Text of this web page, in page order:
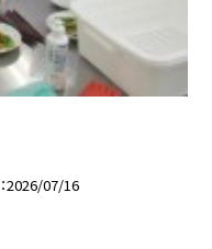
2026/07/16